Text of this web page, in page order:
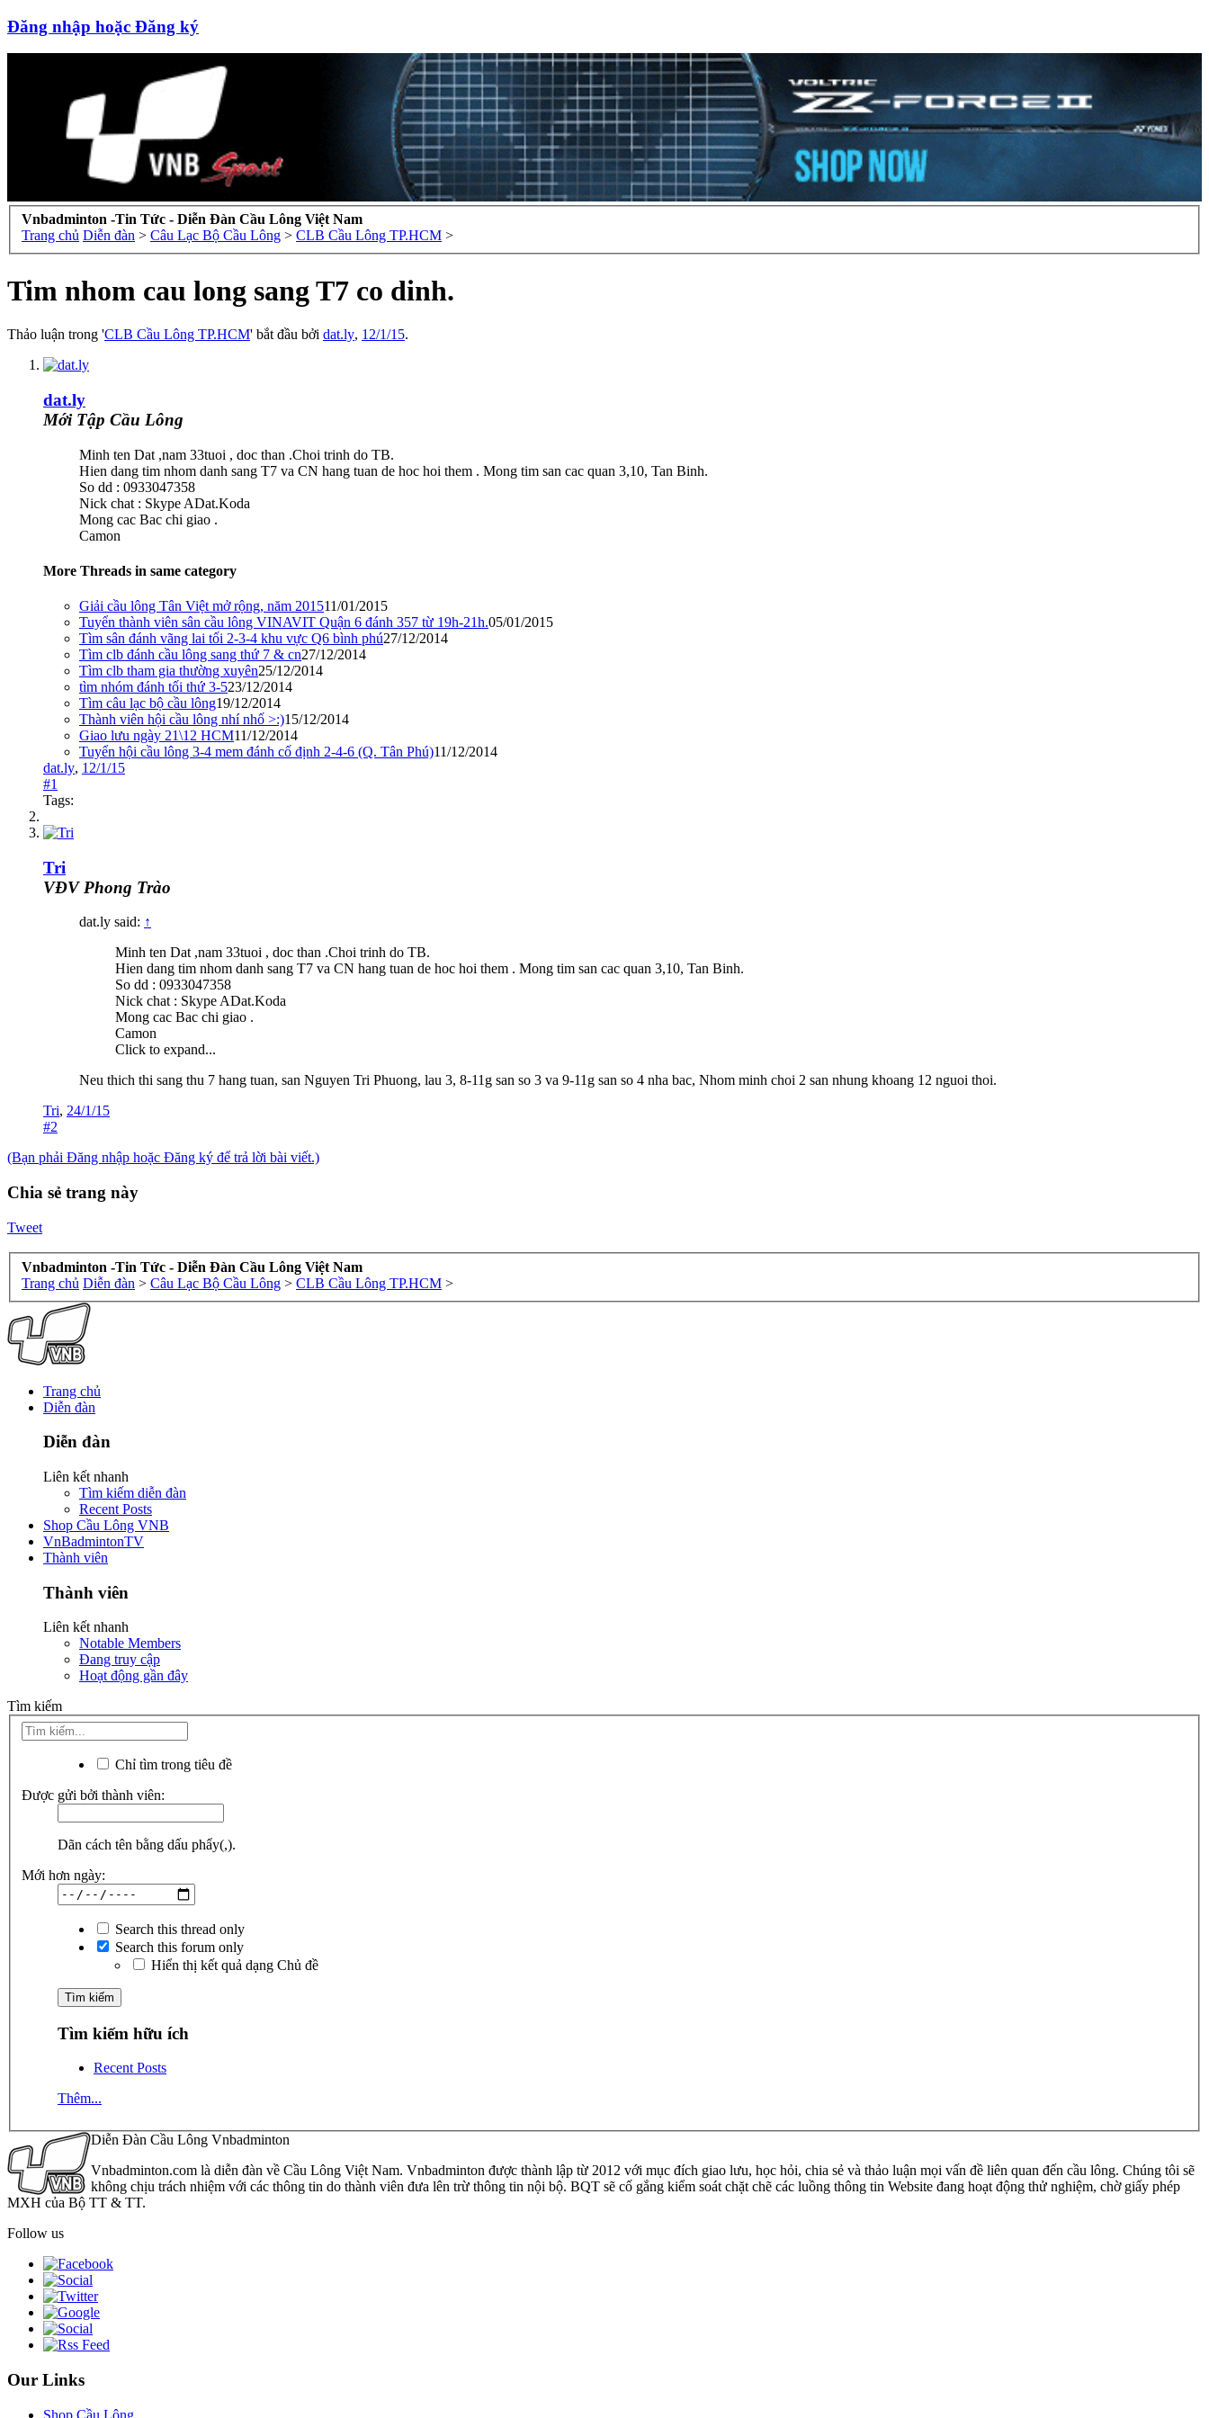
Đăng nhập hoặc Đăng ký
Vnbadminton -Tin Tức - Diễn Đàn Cầu Lông Việt Nam
Trang chủ Diễn đàn > Câu Lạc Bộ Cầu Lông > CLB Cầu Lông TP.HCM >
Tim nhom cau long sang T7 co dinh.
Thảo luận trong 'CLB Cầu Lông TP.HCM' bắt đầu bởi dat.ly, 12/1/15.
dat.ly
Mới Tập Cầu Lông
Minh ten Dat ,nam 33tuoi , doc than .Choi trinh do TB.
Hien dang tim nhom danh sang T7 va CN hang tuan de hoc hoi them . Mong tim san cac quan 3,10, Tan Binh.
So dd : 0933047358
Nick chat : Skype ADat.Koda
Mong cac Bac chi giao .
Camon
More Threads in same category
Giải cầu lông Tân Việt mở rộng, năm 201511/01/2015
Tuyển thành viên sân cầu lông VINAVIT Quận 6 đánh 357 từ 19h-21h.05/01/2015
Tìm sân đánh vãng lai tối 2-3-4 khu vực Q6 bình phú27/12/2014
Tìm clb đánh cầu lông sang thứ 7 & cn27/12/2014
Tìm clb tham gia thường xuyên25/12/2014
tìm nhóm đánh tối thứ 3-523/12/2014
Tìm câu lạc bộ cầu lông19/12/2014
Thành viên hội cầu lông nhí nhố >:)15/12/2014
Giao lưu ngày 21\12 HCM11/12/2014
Tuyển hội cầu lông 3-4 mem đánh cố định 2-4-6 (Q. Tân Phú)11/12/2014
dat.ly, 12/1/15
#1
Tags:
Tri
VĐV Phong Trào
dat.ly said: ↑
Minh ten Dat ,nam 33tuoi , doc than .Choi trinh do TB.
Hien dang tim nhom danh sang T7 va CN hang tuan de hoc hoi them . Mong tim san cac quan 3,10, Tan Binh.
So dd : 0933047358
Nick chat : Skype ADat.Koda
Mong cac Bac chi giao .
Camon
Click to expand...
Neu thich thi sang thu 7 hang tuan, san Nguyen Tri Phuong, lau 3, 8-11g san so 3 va 9-11g san so 4 nha bac, Nhom minh choi 2 san nhung khoang 12 nguoi thoi.
Tri, 24/1/15
#2
(Bạn phải Đăng nhập hoặc Đăng ký để trả lời bài viết.)
Chia sẻ trang này
Tweet
Vnbadminton -Tin Tức - Diễn Đàn Cầu Lông Việt Nam
Trang chủ Diễn đàn > Câu Lạc Bộ Cầu Lông > CLB Cầu Lông TP.HCM >
Trang chủ
Diễn đàn
Diễn đàn
Liên kết nhanh
Tìm kiếm diễn đàn
Recent Posts
Shop Cầu Lông VNB
VnBadmintonTV
Thành viên
Thành viên
Liên kết nhanh
Notable Members
Đang truy cập
Hoạt động gần đây
Tìm kiếm
Chỉ tìm trong tiêu đề
Được gửi bởi thành viên:
Dãn cách tên bằng dấu phẩy(,).
Mới hơn ngày:
Search this thread only
Search this forum only
Hiển thị kết quả dạng Chủ đề
Tìm kiếm hữu ích
Recent Posts
Thêm...
Diễn Đàn Cầu Lông Vnbadminton
Vnbadminton.com là diễn đàn về Cầu Lông Việt Nam. Vnbadminton được thành lập từ 2012 với mục đích giao lưu, học hỏi, chia sẻ và thảo luận mọi vấn đề liên quan đến cầu lông. Chúng tôi sẽ
không chịu trách nhiệm với các thông tin do thành viên đưa lên trừ thông tin nội bộ. BQT sẽ cố gắng kiểm soát chặt chẽ các luồng thông tin Website đang hoạt động thử nghiệm, chờ giấy phép
MXH của Bộ TT & TT.
Follow us
Our Links
Shop Cầu Lông